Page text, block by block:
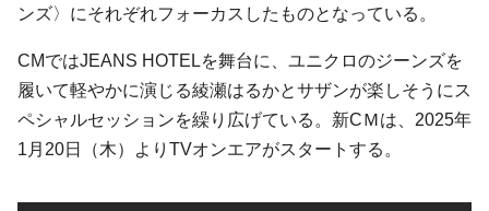
ンズ〉にそれぞれフォーカスしたものとなっている。
CMではJEANS HOTELを舞台に、ユニクロのジーンズを
履いて軽やかに演じる綾瀬はるかとサザンが楽しそうにス
ペシャルセッションを繰り広げている。新CＭは、2025年
1月20日（木）よりTVオンエアがスタートする。